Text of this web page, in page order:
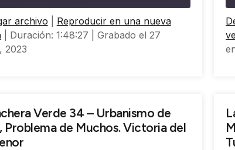
archivo
Reproducir en una nueva
| Duración: 1:48:27
Grabado el 27
2023
Verde 34 – Urbanismo de
Problema de Muchos. Victoria del